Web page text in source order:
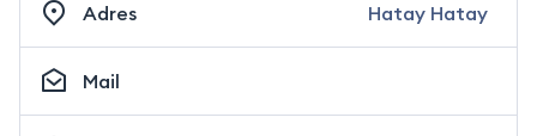
Adres Hatay Hatay
Mail